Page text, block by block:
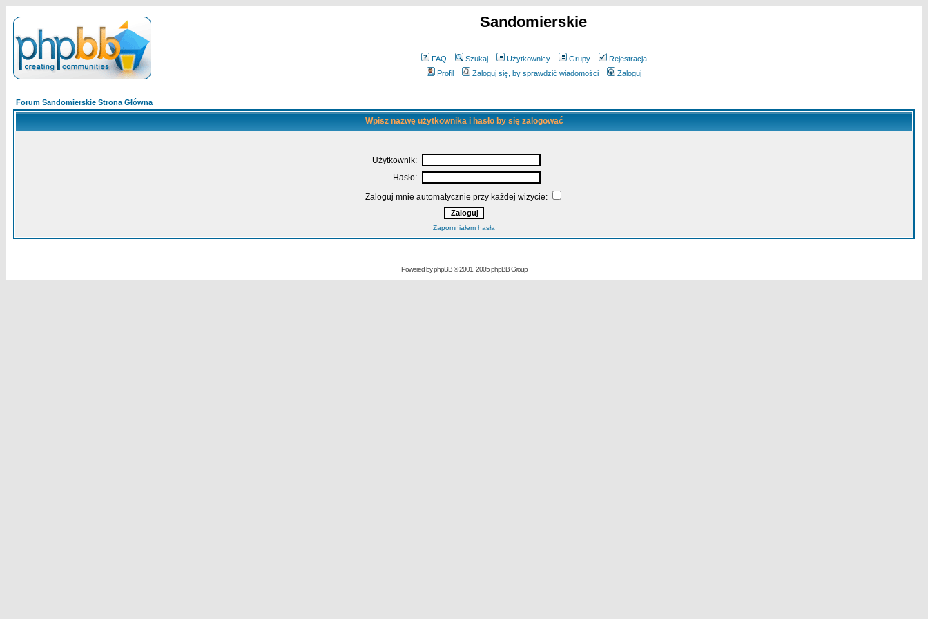
Sandomierskie
FAQ Szukaj Użytkownicy Grupy
Rejestracja
Profil
Zaloguj się, by sprawdzić wiadomości Zaloguj
Forum Sandomierskie Strona Główna
Wpisz nazwę użytkownika i hasło by się zalogować
Użytkownik:
Hasło:
Zaloguj mnie automatycznie przy każdej wizycie:
Zapomniałem hasła
Powered byphpBB© 2001, 2005 phpBB Group